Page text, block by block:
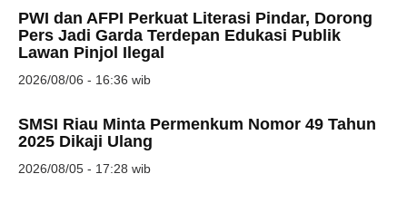
PWI dan AFPI Perkuat Literasi Pindar, Dorong
Pers Jadi Garda Terdepan Edukasi Publik
Lawan Pinjol Ilegal
2026/08/06 - 16:36 wib
SMSI Riau Minta Permenkum Nomor 49 Tahun
2025 Dikaji Ulang
2026/08/05 - 17:28 wib